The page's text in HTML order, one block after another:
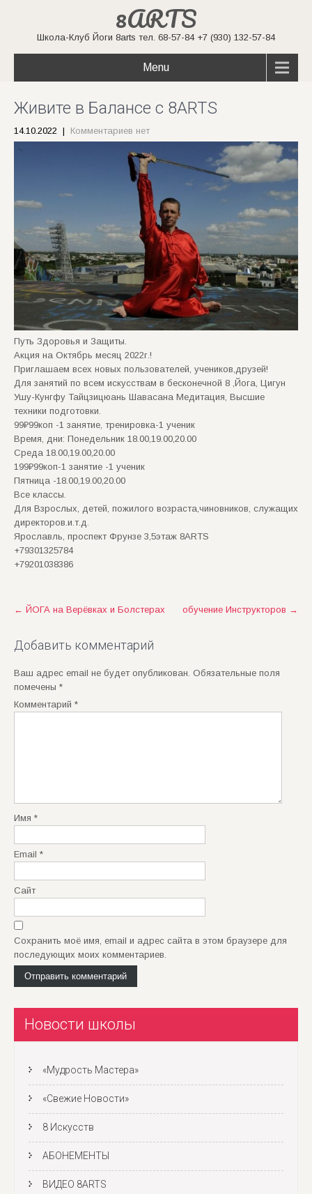
8ARTS
Школа-Клуб Йоги 8arts тел. 68-57-84 +7 (930) 132-57-84
Menu
Живите в Балансе с 8ARTS
14.10.2022 | Комментариев нет
Путь Здоровья и Защиты.
Акция на Октябрь месяц 2022г.!
Приглашаем всех новых пользователей, учеников,друзей!
Для занятий по всем искусствам в бесконечной 8 ,Йога, Цигун
Ушу-Кунгфу Тайцзицюань Шавасана Медитация, Высшие
техники подготовки.
99₽99коп -1 занятие, тренировка-1 ученик
Время, дни: Понедельник 18.00,19.00,20.00
Среда 18.00,19.00,20.00
199₽99коп-1 занятие -1 ученик
Пятница -18.00,19.00,20.00
Все классы.
Для Взрослых, детей, пожилого возраста,чиновников, служащих
директоров.и.т.д.
Ярославль, проспект Фрунзе 3,5этаж 8ARTS
+79301325784
+79201038386
Post
← ЙОГА на Верёвках и Болстерах обучение Инструкторов →
Добавить комментарий
Ваш адрес email не будет опубликован. Обязательные поля
помечены *
Комментарий *
Имя *
Email *
Сайт
Сохранить моё имя, email и адрес сайта в этом браузере для
последующих моих комментариев.
Новости школы
«Мудрость Мастера»
«Свежие Новости»
8 Искусств
АБОНЕМЕНТЫ
ВИДЕО 8ARTS